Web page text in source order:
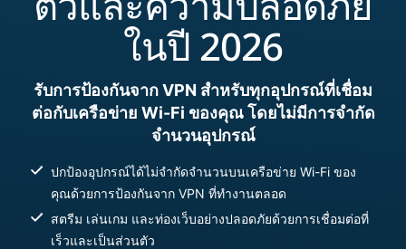
ในปี 2026
รับการป้องกันจาก VPN สำหรับทุกอุปกรณ์ที่เชื่อม
ต่อกับเครือข่าย Wi-Fi ของคุณ โดยไม่มีการจำกัด
จำนวนอุปกรณ์
ปกป้องอุปกรณ์ได้ไม่จำกัดจำนวนบนเครือข่าย Wi-Fi ของ
คุณด้วยการป้องกันจาก VPN ที่ทำงานตลอด
สตรีม เล่นเกม และท่องเว็บอย่างปลอดภัยด้วยการเชื่อมต่อที่
เร็วและเป็นส่วนตัว